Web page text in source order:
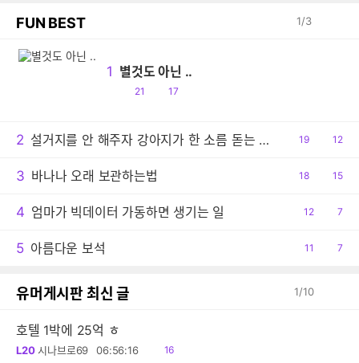
FUN BEST 1/3
1 별것도 아닌 ..
공
21
댓
17
2 설거지를 안 해주자 강아지가 한 소름 돋는 행동
공
19
댓
12
3 바나나 오래 보관하는법
공
18
댓
15
4 엄마가 빅데이터 가동하면 생기는 일
공
12
댓
7
5 아름다운 보석
공
11
댓
7
유머게시판 최신 글 1/10
호텔 1박에 25억 ㅎ
L20 시나브로69 06:56:16
읽
16